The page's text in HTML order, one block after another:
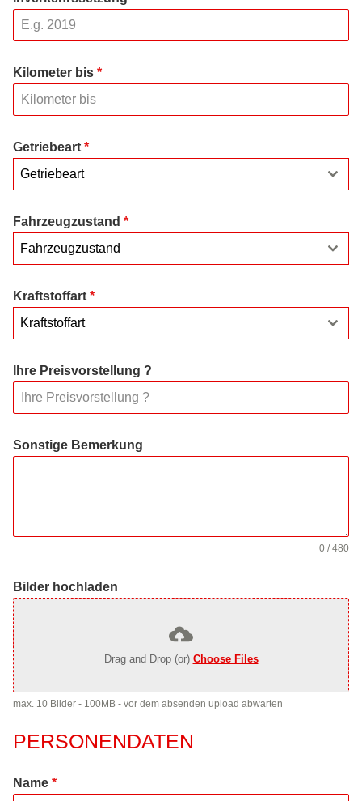
Kilometer bis *
Getriebeart *
Getriebeart
Fahrzeugzustand *
Fahrzeugzustand
Kraftstoffart *
Kraftstoffart
Ihre Preisvorstellung ?
Sonstige Bemerkung
0 / 480
Bilder hochladen
Drag and Drop (or) Choose Files
max. 10 Bilder - 100MB - vor dem absenden upload abwarten
PERSONENDATEN
Name *